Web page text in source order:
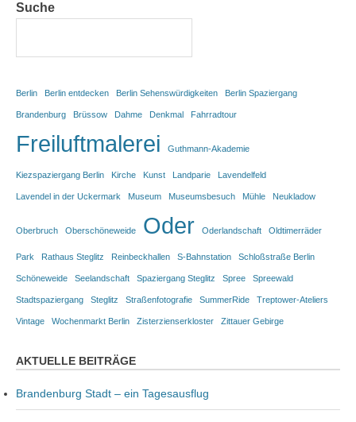
Suche
Berlin Berlin entdecken Berlin Sehenswürdigkeiten Berlin Spaziergang
Brandenburg Brüssow Dahme Denkmal Fahrradtour
Freiluftmalerei Guthmann-Akademie
Kiezspaziergang Berlin Kirche Kunst Landparie Lavendelfeld
Lavendel in der Uckermark Museum Museumsbesuch Mühle Neukladow
Oberbruch Oberschöneweide Oder Oderlandschaft Oldtimerräder
Park Rathaus Steglitz Reinbeckhallen S-Bahnstation Schloßstraße Berlin
Schöneweide Seelandschaft Spaziergang Steglitz Spree Spreewald
Stadtspaziergang Steglitz Straßenfotografie SummerRide Treptower-Ateliers
Vintage Wochenmarkt Berlin Zisterzienserkloster Zittauer Gebirge
AKTUELLE BEITRÄGE
Brandenburg Stadt – ein Tagesausflug